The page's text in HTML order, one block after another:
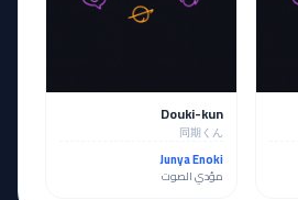
Douki-kun
同期くん
Junya Enoki
مؤدي الصوت